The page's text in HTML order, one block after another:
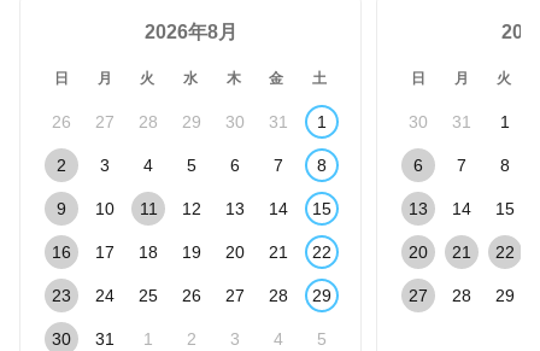
2026年8月
日 月 火 水 木 金 土
26 27 28 29 30 31 1
2 3 4 5 6 7 8
9 10 11 12 13 14 15
16 17 18 19 20 21 22
23 24 25 26 27 28 29
30 31 1 2 3 4 5
日 月 火
30 31 1
6 7 8
13 14 15
20 21 22
27 28 29